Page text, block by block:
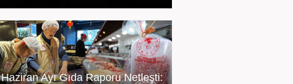
Haziran Ayı Gıda Raporu Netleşti: